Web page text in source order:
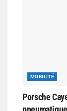
MOBILITÉ
Porsche